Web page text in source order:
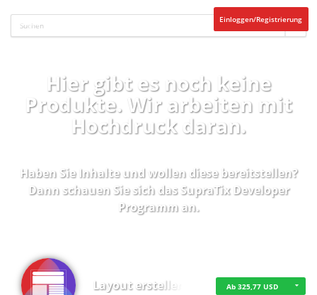
Einloggen/Registrierung
Hier gibt es noch keine
Produkte. Wir arbeiten mit
Hochdruck daran.
Haben Sie Inhalte und wollen diese bereitstellen?
Dann schauen Sie sich das SupraTix Developer
Programman.
Layout erstellen Ab 325,77 USD